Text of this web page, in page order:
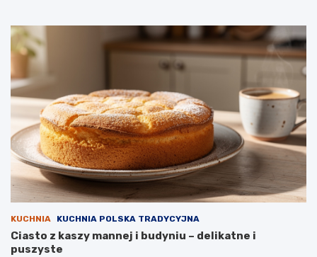
KUCHNIA KUCHNIA POLSKA TRADYCYJNA
Ciasto z kaszy mannej i budyniu – delikatne i
puszyste